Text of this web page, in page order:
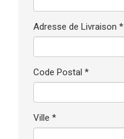
Adresse de Livraison *
Code Postal *
Ville *